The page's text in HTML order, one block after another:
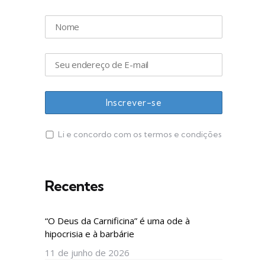
Li e concordo com os termos e condições
Recentes
“O Deus da Carnificina” é uma ode à
hipocrisia e à barbárie
11 de junho de 2026